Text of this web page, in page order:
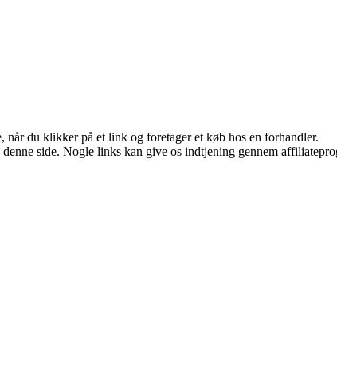
du klikker på et link og foretager et køb hos en forhandler.
side. Nogle links kan give os indtjening gennem